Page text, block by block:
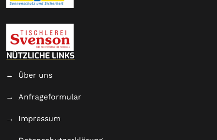
NÜTZLICHE LINKS
Über uns
Anfrageformular
Impressum